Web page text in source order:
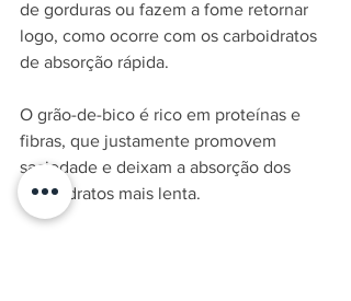
de gorduras ou fazem a fome retornar
logo, como ocorre com os carboidratos
de absorção rápida.
O grão-de-bico é rico em proteínas e
fibras, que justamente promovem
saciedade e deixam a absorção dos
carboidratos mais lenta.